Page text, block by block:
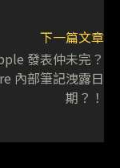
下一篇文章
發表仲未完？
內部筆記洩露日
期？！